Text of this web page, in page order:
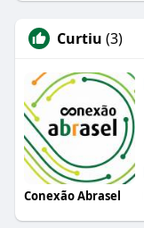
Curtiu (3)
Conexão Abrasel